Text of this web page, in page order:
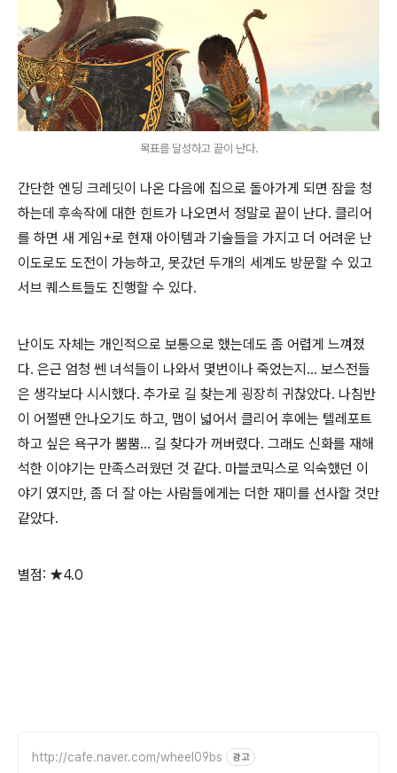
목표를 달성하고 끝이 난다.
간단한 엔딩 크레딧이 나온 다음에 집으로 돌아가게 되면 잠을 청
하는데 후속작에 대한 힌트가 나오면서 정말로 끝이 난다. 클리어
를 하면 새 게임+로 현재 아이템과 기술들을 가지고 더 어려운 난
이도로도 도전이 가능하고, 못갔던 두개의 세계도 방문할 수 있고
서브 퀘스트들도 진행할 수 있다.
난이도 자체는 개인적으로 보통으로 했는데도 좀 어렵게 느껴졌
다. 은근 엄청 쎈 녀석들이 나와서 몇번이나 죽었는지... 보스전들
은 생각보다 시시했다. 추가로 길 찾는게 굉장히 귀찮았다. 나침반
이 어쩔땐 안나오기도 하고, 맵이 넓어서 클리어 후에는 텔레포트
하고 싶은 욕구가 뿜뿜... 길 찾다가 꺼버렸다. 그래도 신화를 재해
석한 이야기는 만족스러웠던 것 같다. 마블코믹스로 익숙했던 이
야기 였지만, 좀 더 잘 아는 사람들에게는 더한 재미를 선사할 것만
같았다.
별점: ★4.0
http://cafe.naver.com/wheel09bs 광고